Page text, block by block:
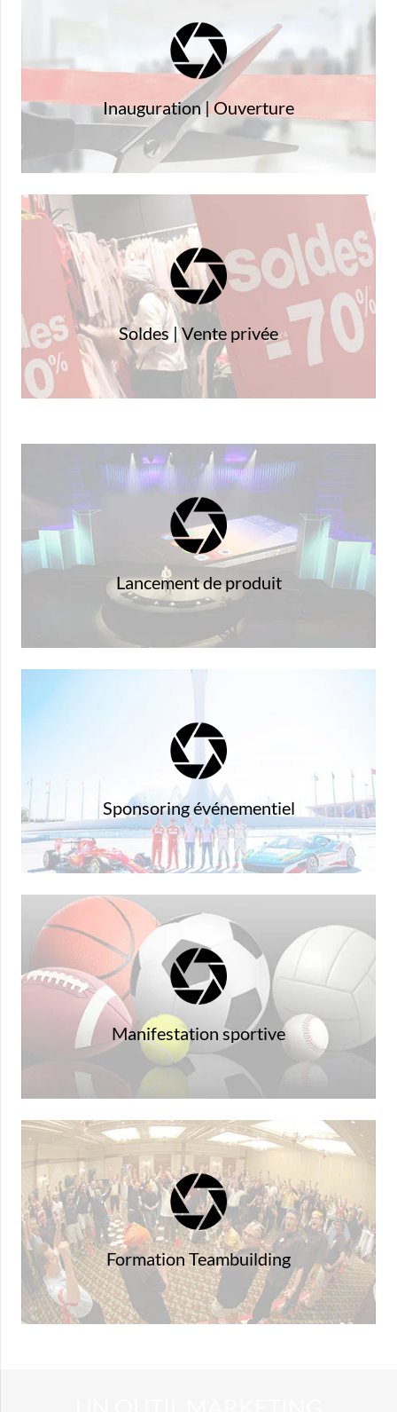
Inauguration | Ouverture
Que vos clients puissent conserver un
souvenir de ce moment
Soldes | Vente privée
Que vos clients deviennent vos meilleurs
ambassadeurs et fassent connaitre vos
offres
Lancement de produit
Optimisez vos chances pour générer une
viralité de ce nouveau produit
Sponsoring événementiel
Immortalisez la présence de votre
marque et faites-le savoir
Manifestation sportive
Faites de ce moment pour vos clients, un
moment inoubliable
Formation Teambuilding
Une photo d’équipe…rien de mieux que
pour souder les troupes